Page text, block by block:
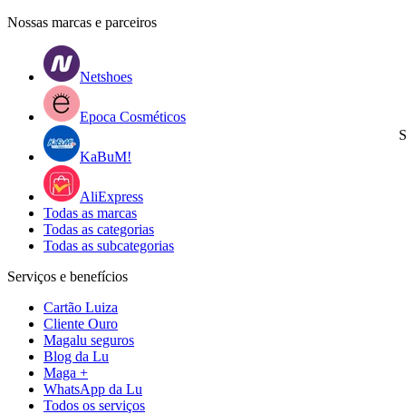
Nossas marcas e parceiros
Netshoes
Epoca Cosméticos
KaBuM!
AliExpress
Todas as marcas
Todas as categorias
Todas as subcategorias
Serviços e benefícios
Cartão Luiza
Cliente Ouro
Magalu seguros
Blog da Lu
Maga +
WhatsApp da Lu
Todos os serviços